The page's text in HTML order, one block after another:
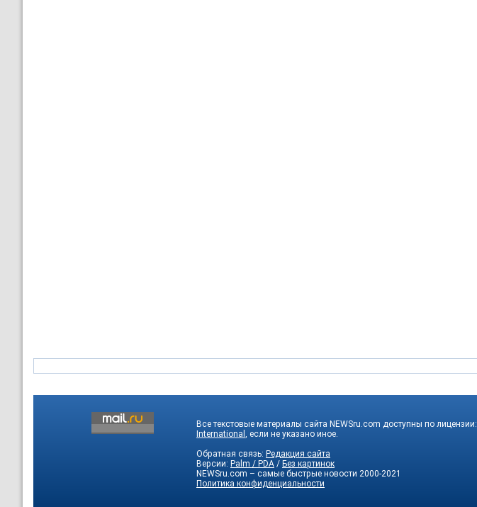
Все текстовые материалы сайта NEWSru.com доступны по лицензии:
International , если не указано иное.
Обратная связь: Редакция сайта
Версии: Palm / PDA / Без картинок
NEWSru.com – самые быстрые новости 2000-2021
Политика конфиденциальности